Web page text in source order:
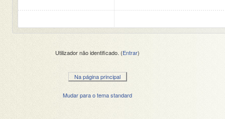
Utilizador não identificado. (Entrar)
Na página principal
Mudar para o tema standard